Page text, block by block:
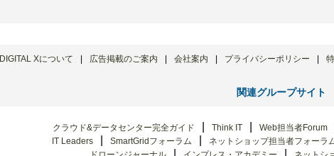
DIGITAL Xについて 広告掲載のご案内 会社案内 プライバシーポリシー
関連グループサイト
クラウド&データセンター完全ガイド Think IT Web担当者Forum
IT Leaders
SmartGridフォーラム ネットショップ担当者フォーラ